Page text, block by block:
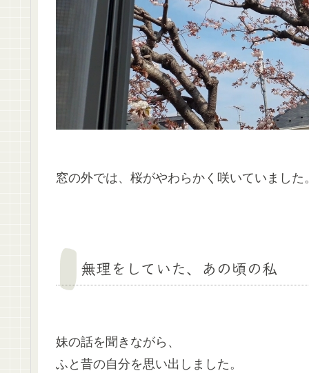
窓の外では、桜がやわらかく咲いていました
無理をしていた、あの頃の私
妹の話を聞きながら、
ふと昔の自分を思い出しました。